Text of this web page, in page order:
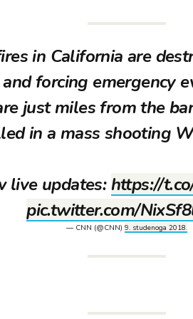
in California are
forcing emergency
just miles from the
in a mass shooting
live updates:https://
pic.twitter.com/
— CNN (@CNN) 9. studenoga 2018.